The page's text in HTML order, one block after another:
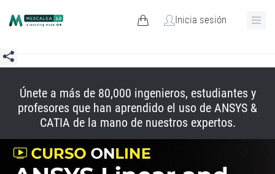
Inicia sesión
Únete a más de 80,000 ingenieros, estudiantes y
profesores que han aprendido el uso de ANSYS &
CATIA de la mano de nuestros expertos.